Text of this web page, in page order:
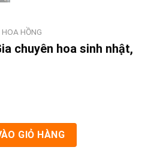
HOA HỒNG
chuyên hoa sinh nhật,
hoa sinh nhật, hoa tình yêu số
GIỎ HÀNG